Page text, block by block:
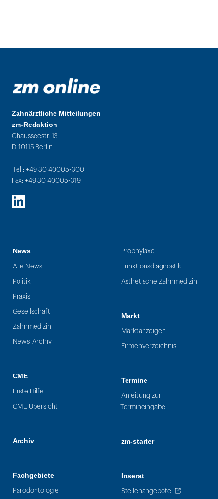
Zahnärztliche Mitteilungen
zm-Redaktion
Chausseestr. 13
D-10115 Berlin
Tel.: +49 30 40005-300
Fax: +49 30 40005-319
LinkedIn
News
Alle News
Politik
Praxis
Gesellschaft
Zahnmedizin
News-Archiv
CME
Erste Hilfe
CME Übersicht
Archiv
Fachgebiete
Parodontologie
Prophylaxe
Funktionsdiagnostik
Ästhetische Zahnmedizin
Markt
Marktanzeigen
Firmenverzeichnis
Termine
Anleitung zur
Termineingabe
zm-starter
Inserat
Stellenangebote